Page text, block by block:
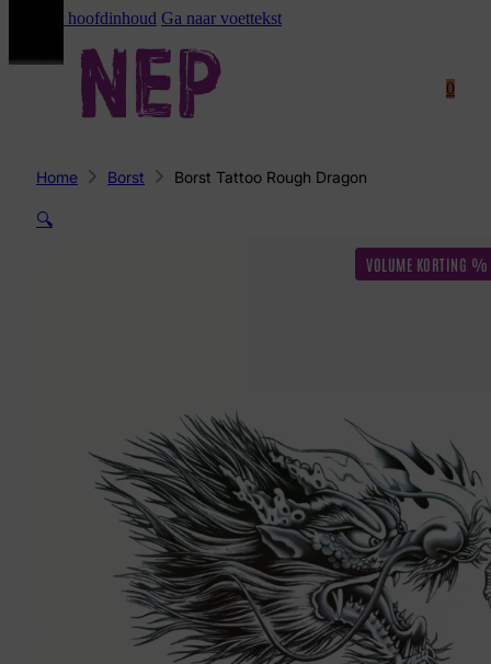
Ga naar hoofdinhoud Ga naar voettekst
0
Home Borst Borst Tattoo Rough Dragon
🔍